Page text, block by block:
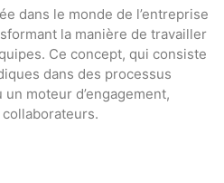
dans le monde de l’entreprise
la manière de travailler
Ce concept, qui consiste
dans des processus
moteur d’engagement,